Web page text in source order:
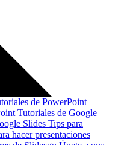
de PowerPoint
Tutoriales de Google
Slides Tips para
hacer presentaciones